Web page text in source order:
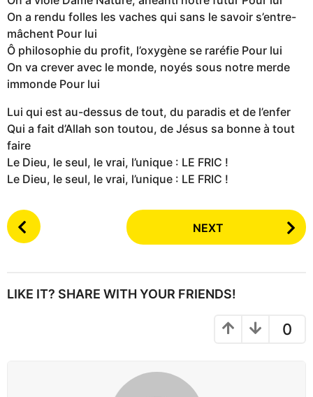
On a rendu folles les vaches qui sans le savoir s’entre-
mâchent Pour lui
Ô philosophie du profit, l’oxygène se raréfie Pour lui
On va crever avec le monde, noyés sous notre merde
immonde Pour lui
Lui qui est au-dessus de tout, du paradis et de l’enfer
Qui a fait d’Allah son toutou, de Jésus sa bonne à tout
faire
Le Dieu, le seul, le vrai, l’unique : LE FRIC !
Le Dieu, le seul, le vrai, l’unique : LE FRIC !
P
o
P
NEXT
LIKE IT? SHARE WITH YOUR FRIENDS!
0